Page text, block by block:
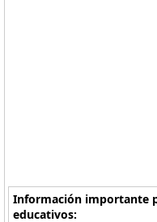
Información importante
educativos: